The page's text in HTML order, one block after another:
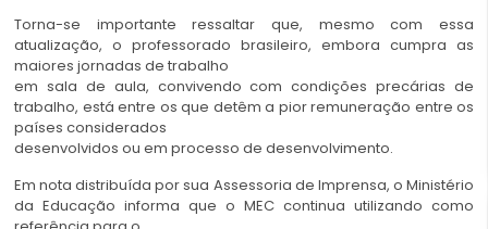
Torna-se importante ressaltar que, mesmo com essa
atualização, o professorado brasileiro, embora cumpra as
maiores jornadas de trabalho
em sala de aula, convivendo com condições precárias de
trabalho, está entre os que detêm a pior remuneração entre os
países considerados
desenvolvidos ou em processo de desenvolvimento.
Em nota distribuída por sua Assessoria de Imprensa, o Ministério
da Educação informa que o MEC continua utilizando como